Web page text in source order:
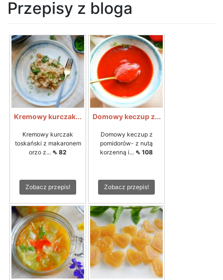
Przepisy z bloga
Kremowy kurczak...
Kremowy kurczak
toskański z makaronem
orzo z... ⇖ 82
Zobacz przepis!
Domowy keczup z...
Domowy keczup z
pomidorów- z nutą
korzenną i... ⇖ 108
Zobacz przepis!